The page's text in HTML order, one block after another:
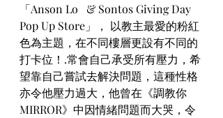
「Anson Lo   & Sontos Giving Day
Pop Up Store」， 以教主最愛的粉紅
色為主題，在不同樓層更設有不同的
打卡位！.常會自己承受所有壓力，希
望靠自己嘗試去解決問題，這種性格
亦令他壓力過大，他曾在《調教你
MIRROR》中因情緒問題而大哭，令